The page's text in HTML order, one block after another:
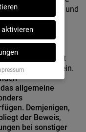
auf Unterlassung und
klagen.
muss der
Interesses
geeignet
Mittel gewesen sein.
allgemeine
Demjenigen,
der Beweis,
bei sonstiger